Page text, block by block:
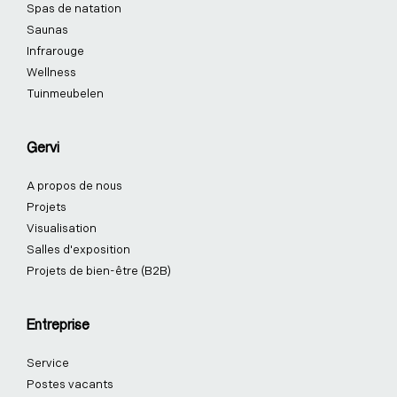
f
i
Spas de natation
Saunas
Infrarouge
Wellness
Tuinmeubelen
Gervi
A propos de nous
Projets
Visualisation
Salles d'exposition
Projets de bien-être (B2B)
Entreprise
Service
Postes vacants